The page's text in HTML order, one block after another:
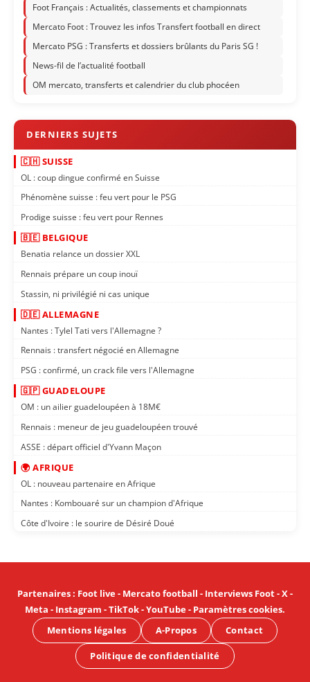
Foot Français : Actualités, classements et championnats
Mercato Foot : Trouvez les infos Transfert football en direct
Mercato PSG : Transferts et dossiers brûlants du Paris SG !
News-fil de l’actualité football
OM mercato, transferts et calendrier du club phocéen
🇨🇭 SUISSE
OL : coup dingue confirmé en Suisse
Phénomène suisse : feu vert pour le PSG
Prodige suisse : feu vert pour Rennes
🇧🇪 BELGIQUE
Benatia relance un dossier XXL
Rennais prépare un coup inouï
Stassin, ni privilégié ni cas unique
🇩🇪 ALLEMAGNE
Nantes : Tylel Tati vers l'Allemagne ?
Rennais : transfert négocié en Allemagne
PSG : confirmé, un crack file vers l'Allemagne
🇬🇵 GUADELOUPE
OM : un ailier guadeloupéen à 18M€
Rennais : meneur de jeu guadeloupéen trouvé
ASSE : départ officiel d'Yvann Maçon
🌍 AFRIQUE
OL : nouveau partenaire en Afrique
Nantes : Kombouaré sur un champion d'Afrique
Côte d'Ivoire : le sourire de Désiré Doué
Partenaires: Foot live- Mercato football - Interviews Foot-X-
Meta - Instagram -TikTok-YouTube- Paramètres cookies.
Mentions légales
A-Propos Contact
Politique de confidentialité